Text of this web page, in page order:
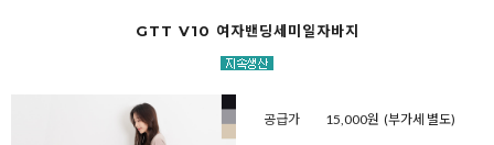
GTT V10 여자밴딩세미일자바지
공급가 15,000원 (부가세 별도)